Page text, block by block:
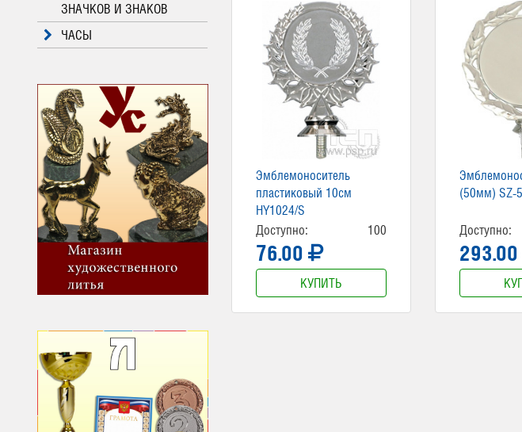
ЗНАЧКОВ И ЗНАКОВ
ЧАСЫ
Эмблемоноситель
пластиковый 10см
HY1024/S
Доступно:
100
76.00
КУПИТЬ
(50мм) SZ-
Доступно:
293.00